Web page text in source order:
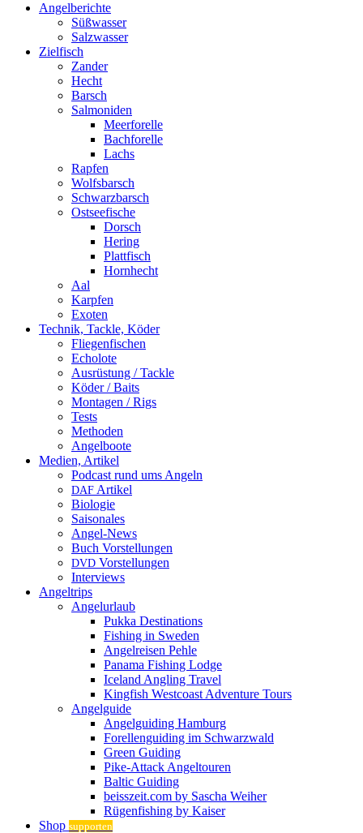
Angelberichte
Süßwasser
Salzwasser
Zielfisch
Zander
Hecht
Barsch
Salmoniden
Meerforelle
Bachforelle
Lachs
Rapfen
Wolfsbarsch
Schwarzbarsch
Ostseefische
Dorsch
Hering
Plattfisch
Hornhecht
Aal
Karpfen
Exoten
Technik, Tackle, Köder
Fliegenfischen
Echolote
Ausrüstung / Tackle
Köder / Baits
Montagen / Rigs
Tests
Methoden
Angelboote
Medien, Artikel
Podcast rund ums Angeln
DAF Artikel
Biologie
Saisonales
Angel-News
Buch Vorstellungen
DVD Vorstellungen
Interviews
Angeltrips
Angelurlaub
Pukka Destinations
Fishing in Sweden
Angelreisen Pehle
Panama Fishing Lodge
Iceland Angling Travel
Kingfish Westcoast Adventure Tours
Angelguide
Angelguiding Hamburg
Forellenguiding im Schwarzwald
Green Guiding
Pike-Attack Angeltouren
Baltic Guiding
beisszeit.com by Sascha Weiher
Rügenfishing by Kaiser
Shop supporten